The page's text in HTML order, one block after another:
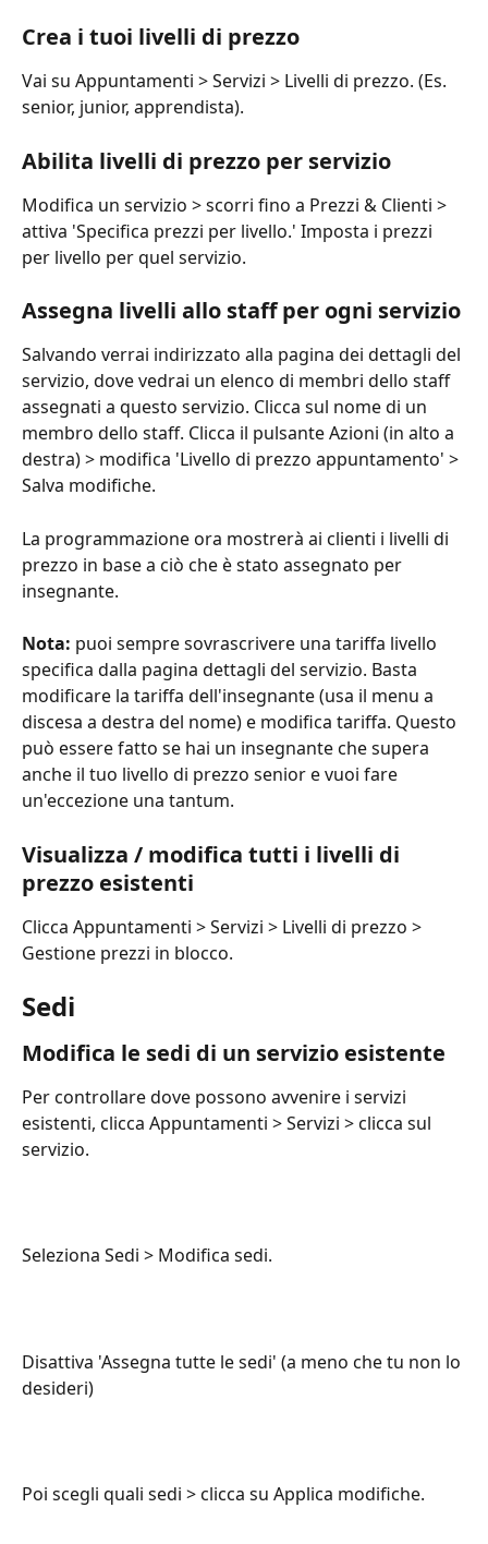
Crea i tuoi livelli di prezzo
Vai su Appuntamenti > Servizi > Livelli di prezzo. (Es.
senior, junior, apprendista).
Abilita livelli di prezzo per servizio
Modifica un servizio > scorri fino a Prezzi & Clienti >
attiva 'Specifica prezzi per livello.' Imposta i prezzi
per livello per quel servizio.
Assegna livelli allo staff per ogni servizio
Salvando verrai indirizzato alla pagina dei dettagli del
servizio, dove vedrai un elenco di membri dello staff
assegnati a questo servizio. Clicca sul nome di un
membro dello staff. Clicca il pulsante Azioni (in alto a
destra) > modifica 'Livello di prezzo appuntamento' >
Salva modifiche.
La programmazione ora mostrerà ai clienti i livelli di
prezzo in base a ciò che è stato assegnato per
insegnante.
Nota: puoi sempre sovrascrivere una tariffa livello
specifica dalla pagina dettagli del servizio. Basta
modificare la tariffa dell'insegnante (usa il menu a
discesa a destra del nome) e modifica tariffa. Questo
può essere fatto se hai un insegnante che supera
anche il tuo livello di prezzo senior e vuoi fare
un'eccezione una tantum.
Visualizza / modifica tutti i livelli di
prezzo esistenti
Clicca Appuntamenti > Servizi > Livelli di prezzo >
Gestione prezzi in blocco.
Sedi
Modifica le sedi di un servizio esistente
Per controllare dove possono avvenire i servizi
esistenti, clicca Appuntamenti > Servizi > clicca sul
servizio.
Seleziona Sedi > Modifica sedi.
Disattiva 'Assegna tutte le sedi' (a meno che tu non lo
desideri)
Poi scegli quali sedi > clicca su Applica modifiche.